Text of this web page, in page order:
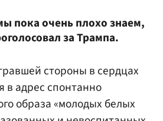
пока очень плохо знаем,
за Трампа.
стороны в сердцах
адрес спонтанно
образа «молодых белых